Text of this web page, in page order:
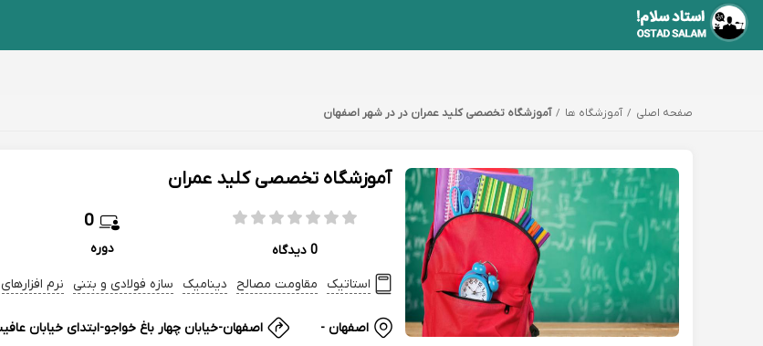
صفحه اصلی آموزشگاه ها آموزشگاه تخصصی کلید عمران در در شهر اصفهان
آموزشگاه تخصصی کلید عمران
0 دیدگاه
0
دوره
استاتیک مقاومت مصالح دینامیک سازه فولادی و بتنی نرم
اصفهان -